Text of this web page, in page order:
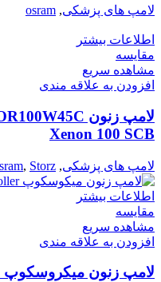
لامپ های پزشکی,
osram
اطلاعات بیشتر
مقایسه
مشاهده سریع
افزودن به علاقه مندی
Xenon 100 SCB
لامپ های پزشکی,
, Storz
اطلاعات بیشتر
مقایسه
مشاهده سریع
افزودن به علاقه مندی
لامپ زنون میکروسکوپ MOLLER